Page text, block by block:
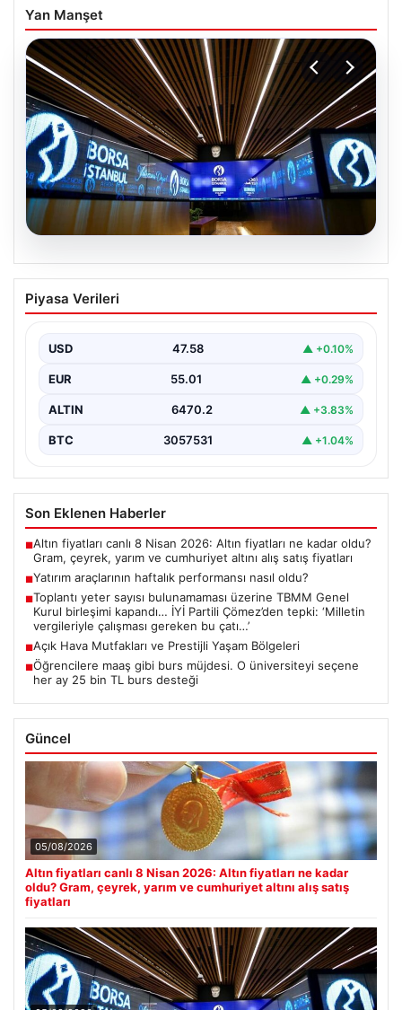
Yan Manşet
05.08.2026
Yatırım araçlarının haftalık performansı
nasıl oldu?
bazda ortalama yüzde 0,27 değer kaybederken,
altının…
Piyasa Verileri
USD 47.58 ▲ +0.10%
EUR 55.01 ▲ +0.29%
ALTIN 6470.2 ▲ +3.83%
BTC 3057531 ▲ +1.04%
Son Eklenen Haberler
■Altın fiyatları canlı 8 Nisan 2026: Altın fiyatları ne kadar oldu?
Gram, çeyrek, yarım ve cumhuriyet altını alış satış fiyatları
■Yatırım araçlarının haftalık performansı nasıl oldu?
■Toplantı yeter sayısı bulunamaması üzerine TBMM Genel
Kurul birleşimi kapandı… İYİ Partili Çömez’den tepki: ‘Milletin
vergileriyle çalışması gereken bu çatı…’
■Açık Hava Mutfakları ve Prestijli Yaşam Bölgeleri
■Öğrencilere maaş gibi burs müjdesi. O üniversiteyi seçene
her ay 25 bin TL burs desteği
Güncel
05/08/2026
Altın fiyatları canlı 8 Nisan 2026: Altın fiyatları ne kadar
oldu? Gram, çeyrek, yarım ve cumhuriyet altını alış satış
fiyatları